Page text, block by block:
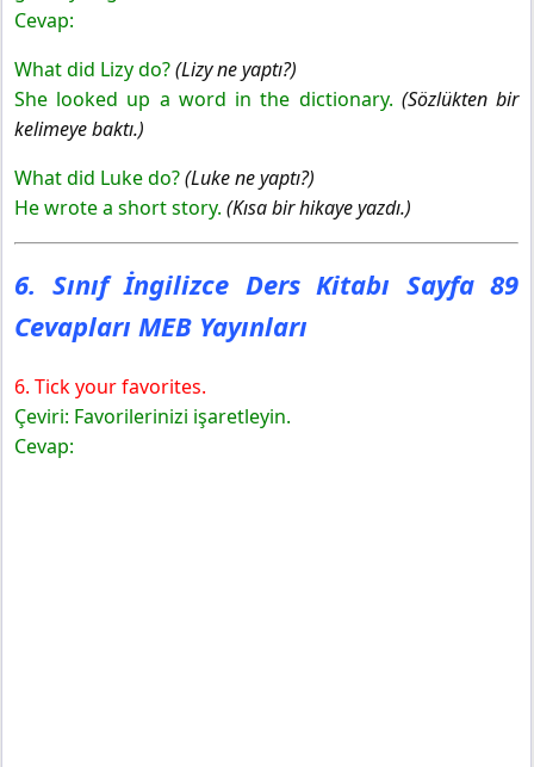
Cevap:
What did Lizy do?(Lizy ne yaptı?)
She looked up a word in the dictionary. (Sözlükten bir
kelimeye baktı.)
What did Luke do?(Luke ne yaptı?)
He wrote a short story. (Kısa bir hikaye yazdı.)
6. Sınıf İngilizce Ders Kitabı Sayfa 89
Cevapları MEB Yayınları
6. Tick your favorites.
Çeviri: Favorilerinizi işaretleyin.
Cevap: